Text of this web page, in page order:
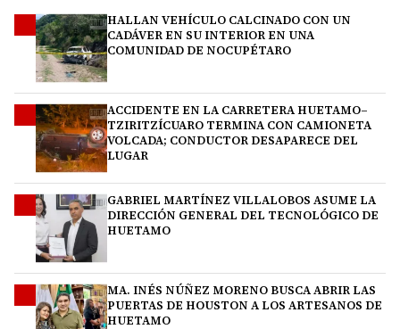
HALLAN VEHÍCULO CALCINADO CON UN
CADÁVER EN SU INTERIOR EN UNA
COMUNIDAD DE NOCUPÉTARO
ACCIDENTE EN LA CARRETERA HUETAMO–
TZIRITZÍCUARO TERMINA CON CAMIONETA
VOLCADA; CONDUCTOR DESAPARECE DEL
LUGAR
GABRIEL MARTÍNEZ VILLALOBOS ASUME LA
DIRECCIÓN GENERAL DEL TECNOLÓGICO DE
HUETAMO
MA. INÉS NÚÑEZ MORENO BUSCA ABRIR LAS
PUERTAS DE HOUSTON A LOS ARTESANOS DE
HUETAMO